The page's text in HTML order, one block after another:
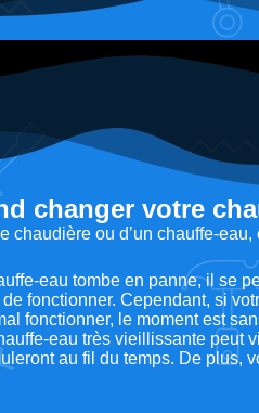
changer votre
chaudière ou d’un chauffe-
eau tombe en panne, il se
fonctionner. Cependant, si
fonctionner, le moment est
eau très vieillissante peut
au fil du temps. De